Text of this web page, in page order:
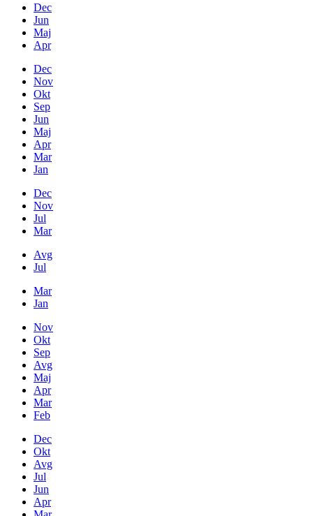
Dec
Jun
Maj
Apr
Dec
Nov
Okt
Sep
Jun
Maj
Apr
Mar
Jan
Dec
Nov
Jul
Mar
Avg
Jul
Mar
Jan
Nov
Okt
Sep
Avg
Maj
Apr
Mar
Feb
Dec
Okt
Avg
Jul
Jun
Apr